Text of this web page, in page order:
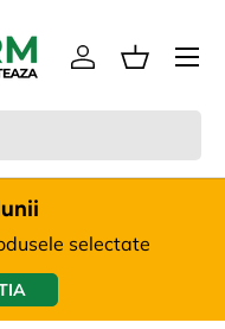
Intra in cont
Cos
Meniu
selectate